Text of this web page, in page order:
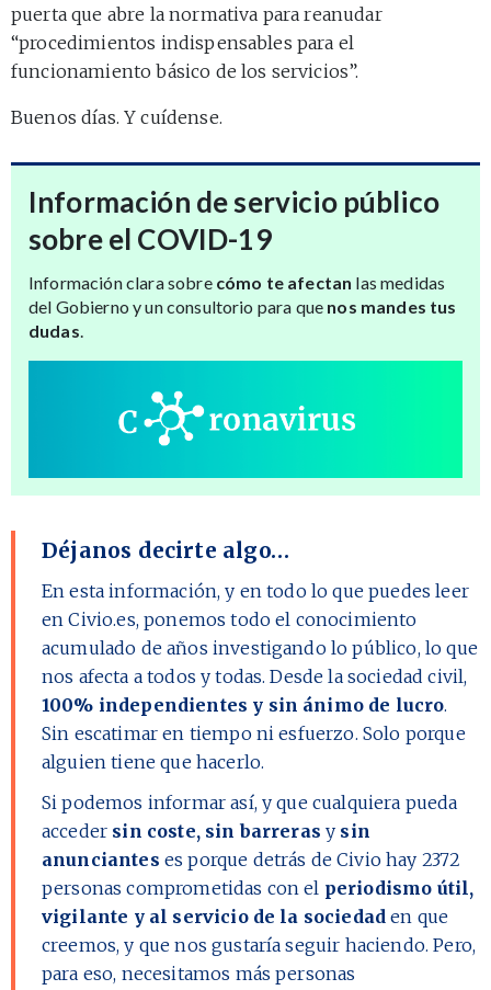
puerta que abre la normativa para reanudar
“procedimientos indispensables para el
funcionamiento básico de los servicios”.
Buenos días. Y cuídense.
Información de servicio público
sobre el COVID-19
Información clara sobre cómo te afectan las medidas
del Gobierno y un consultorio para que nos mandes tus
dudas.
Déjanos decirte algo…
En esta información, y en todo lo que puedes leer
en Civio.es, ponemos todo el conocimiento
acumulado de años investigando lo público, lo que
nos afecta a todos y todas. Desde la sociedad civil,
100% independientes y sin ánimo de lucro.
Sin escatimar en tiempo ni esfuerzo. Solo porque
alguien tiene que hacerlo.
Si podemos informar así, y que cualquiera pueda
acceder sin coste, sin barreras y sin
anunciantes es porque detrás de Civio hay 2372
personas comprometidas con el periodismo útil,
vigilante y al servicio de la sociedad en que
creemos, y que nos gustaría seguir haciendo. Pero,
para eso, necesitamos más personas